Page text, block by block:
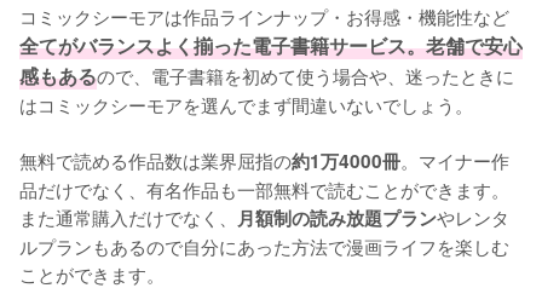
コミックシーモアは作品ラインナップ・お得感・機能性など
全てがバランスよく揃った電子書籍サービス。老舗で安心
感もあるので、電子書籍を初めて使う場合や、迷ったときに
はコミックシーモアを選んでまず間違いないでしょう。
無料で読める作品数は業界屈指の約1万4000冊。マイナー作
品だけでなく、有名作品も一部無料で読むことができます。
また通常購入だけでなく、 月額制の読み放題プランやレンタ
ルプランもあるので自分にあった方法で漫画ライフを楽しむ
ことができます。